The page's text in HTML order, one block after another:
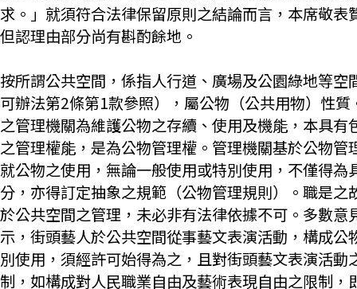
求。」就須符合法律保留原則之結論而言，本席敬表
但認理由部分尚有斟酌餘地。
按所謂公共空間，係指人行道、廣場及公園綠地等空
可辦法第2條第1款參照），屬公物（公共用物）性質
之管理機關為維護公物之存續、使用及機能，本具有
之管理權能，是為公物管理權。管理機關基於公物管
就公物之使用，無論一般使用或特別使用，不僅得為
分，亦得訂定抽象之規範（公物管理規則）。職是之
於公共空間之管理，未必非有法律依據不可。多數意
示，街頭藝人於公共空間從事藝文表演活動，構成公
別使用，須經許可始得為之，且對街頭藝文表演活動
制，如構成對人民職業自由及藝術表現自由之限制，